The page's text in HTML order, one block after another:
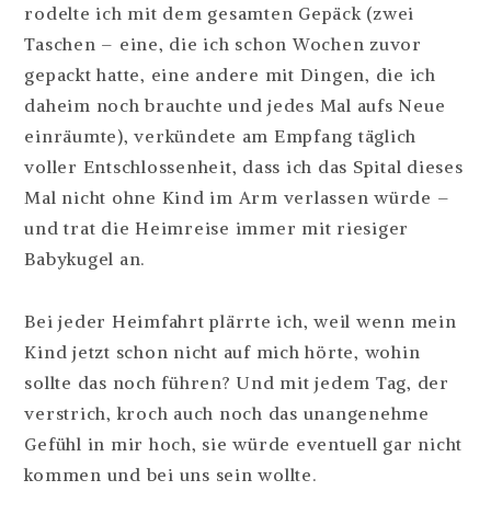
rodelte ich mit dem gesamten Gepäck (zwei
Taschen – eine, die ich schon Wochen zuvor
gepackt hatte, eine andere mit Dingen, die ich
daheim noch brauchte und jedes Mal aufs Neue
einräumte), verkündete am Empfang täglich
voller Entschlossenheit, dass ich das Spital dieses
Mal nicht ohne Kind im Arm verlassen würde –
und trat die Heimreise immer mit riesiger
Babykugel an.
Bei jeder Heimfahrt plärrte ich, weil wenn mein
Kind jetzt schon nicht auf mich hörte, wohin
sollte das noch führen? Und mit jedem Tag, der
verstrich, kroch auch noch das unangenehme
Gefühl in mir hoch, sie würde eventuell gar nicht
kommen und bei uns sein wollte.